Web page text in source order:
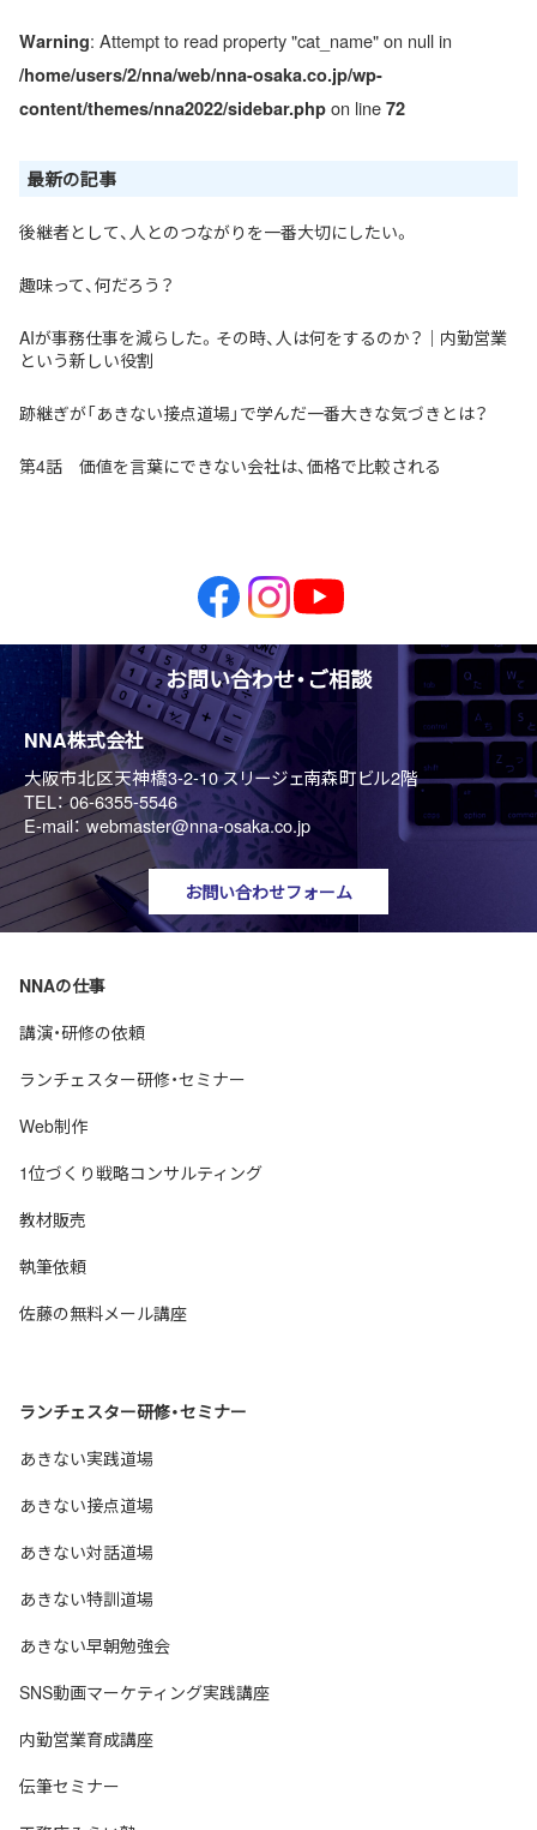
Warning: Attempt to read property "cat_name" on null in
/home/users/2/nna/web/nna-osaka.co.jp/wp-
content/themes/nna2022/sidebar.php on line 72
最新の記事
後継者として、人とのつながりを一番大切にしたい。
趣味って、何だろう？
AIが事務仕事を減らした。その時、人は何をするのか？｜内勤営業
という新しい役割
跡継ぎが「あきない接点道場」で学んだ一番大きな気づきとは？
第4話 価値を言葉にできない会社は、価格で比較される
お問い合わせ・ご相談
NNA株式会社
大阪市北区天神橋3-2-10 スリージェ南森町ビル2階
TEL：06-6355-5546
E-mail：webmaster@nna-osaka.co.jp
お問い合わせフォーム
NNAの仕事
講演・研修の依頼
ランチェスター研修・セミナー
Web制作
1位づくり戦略コンサルティング
教材販売
執筆依頼
佐藤の無料メール講座
ランチェスター研修・セミナー
あきない実践道場
あきない接点道場
あきない対話道場
あきない特訓道場
あきない早朝勉強会
SNS動画マーケティング実践講座
内勤営業育成講座
伝筆セミナー